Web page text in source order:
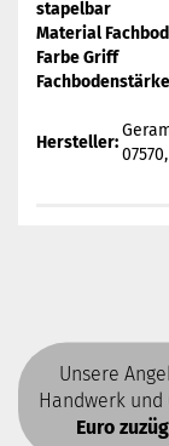
stapelbar
Material
Farbe Griff
Fachbodenstärke
Hersteller:
Unsere
Handwerk und
Euro